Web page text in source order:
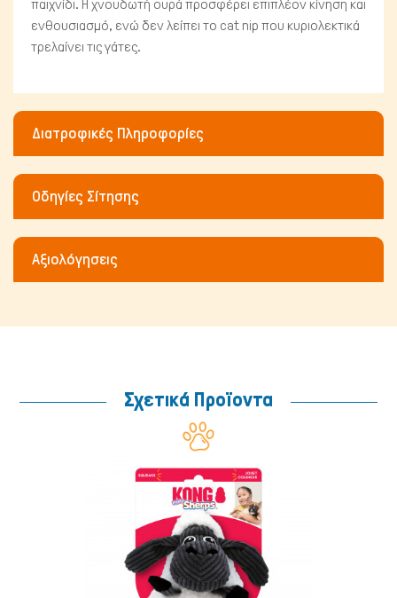
Πτηνά
Μικρά ζώα
παιχνίδι. Η χνουδωτή ουρά προσφέρει επιπλέον κίνηση και
ενθουσιασμό, ενώ δεν λείπει το cat nip που κυριολεκτικά
τρελαίνει τις γάτες.
Διατροφικές Πληροφορίες
Οδηγίες Σίτησης
Αξιολόγησεις
Σχετικά Προϊοντα